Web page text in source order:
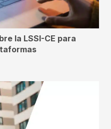
la LSSI-CE para